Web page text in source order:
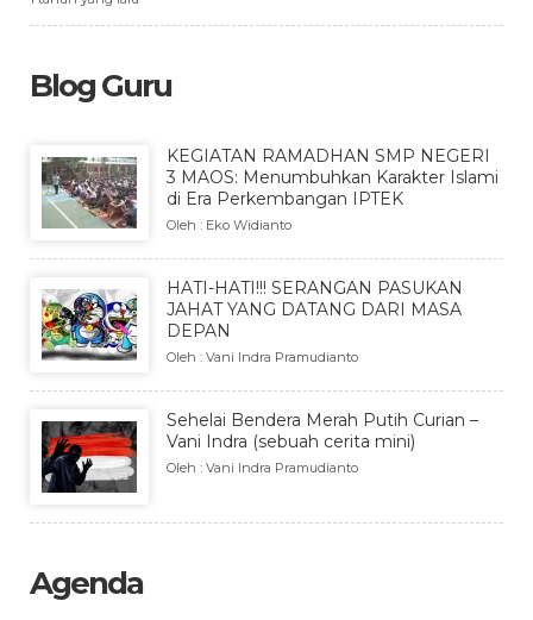
Blog Guru
KEGIATAN RAMADHAN SMP NEGERI
3 MAOS: Menumbuhkan Karakter Islami
di Era Perkembangan IPTEK
Oleh : Eko Widianto
HATI-HATI!!! SERANGAN PASUKAN
JAHAT YANG DATANG DARI MASA
DEPAN
Oleh : Vani Indra Pramudianto
Sehelai Bendera Merah Putih Curian –
Vani Indra (sebuah cerita mini)
Oleh : Vani Indra Pramudianto
Agenda